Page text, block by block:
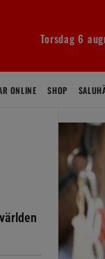
Torsdag 6
ONLINE SHOP